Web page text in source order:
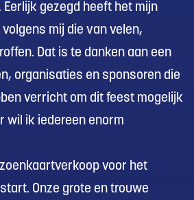
gezegd heeft het mijn
mij die van velen,
Dat is te danken aan een
organisaties en sponsoren die
verricht om dit feest mogelijk
wil ik iedereen enorm
voor het
Onze grote en trouwe